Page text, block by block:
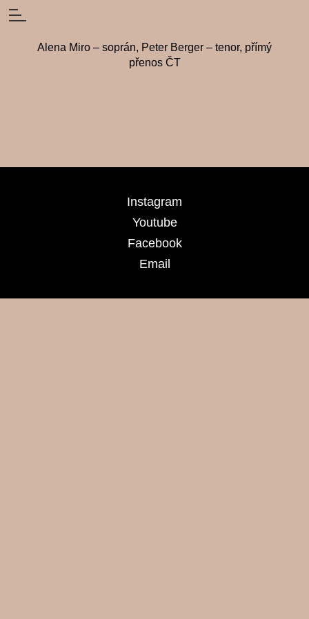
Alena Miro – soprán, Peter Berger – tenor, přímý
přenos ČT
Instagram
Youtube
Facebook
Email